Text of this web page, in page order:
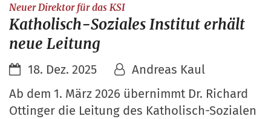
Neuer Direktor für das KSI:
Katholisch-Soziales Institut erhält
neue Leitung
18. Dez. 2025
Andreas Kaul
Ab dem 1. März 2026 übernimmt Dr. Richard
Ottinger die Leitung des Katholisch-Sozialen